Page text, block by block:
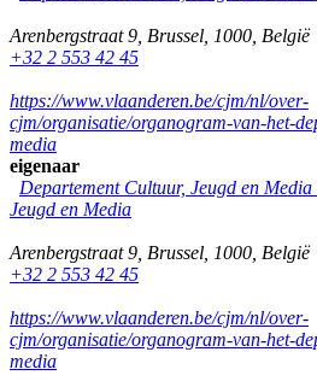
Arenbergstraat 9 Brussel 1000 België
+32 2 553 42 45
https://www.vlaanderen.be/cjm/nl/over-
cjm/organisatie/organogram-van-het-
media
eigenaar
Departement Cultuur, Jeugd en Media
Jeugd en Media
Arenbergstraat 9 Brussel 1000 België
+32 2 553 42 45
https://www.vlaanderen.be/cjm/nl/over-
cjm/organisatie/organogram-van-het-
media